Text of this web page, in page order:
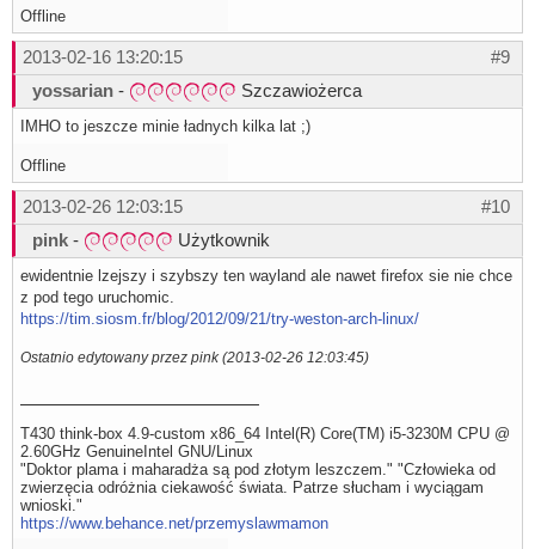
Offline
#9
2013-02-16 13:20:15
yossarian - Szczawiożerca
IMHO to jeszcze minie ładnych kilka lat ;)
Offline
#10
2013-02-26 12:03:15
pink - Użytkownik
ewidentnie lzejszy i szybszy ten wayland ale nawet firefox sie nie chce
z pod tego uruchomic.
https://tim.siosm.fr/blog/2012/09/21/try-weston-arch-linux/
Ostatnio edytowany przez pink (2013-02-26 12:03:45)
T430 think-box 4.9-custom x86_64 Intel(R) Core(TM) i5-3230M CPU @
2.60GHz GenuineIntel GNU/Linux
"Doktor plama i maharadża są pod złotym leszczem." "Człowieka od
zwierzęcia odróżnia ciekawość świata. Patrze słucham i wyciągam
wnioski."
https://www.behance.net/przemyslawmamon